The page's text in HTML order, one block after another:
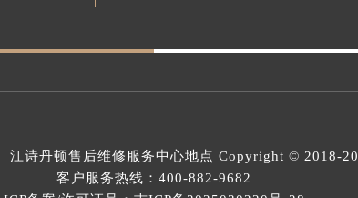
江诗丹顿售后维修服务中心地点 Copyright © 2018-
客户服务热线： 400-882-9682